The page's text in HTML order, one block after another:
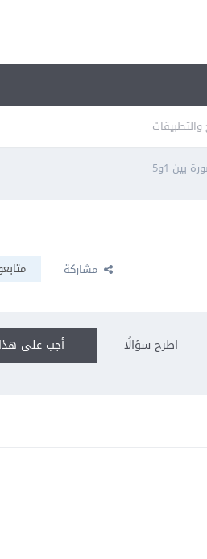
والتطبيقات
1و5
مشاركة
أجب على اطرح سؤالًا